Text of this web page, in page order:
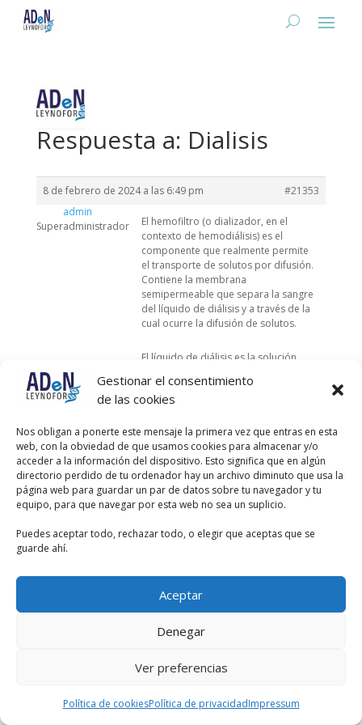
Gestionar el consentimiento
de las cookies
Nos obligan a ponerte este mensaje la primera vez que entras en esta
web, con la obviedad de que usamos cookies para almacenar y/o
acceder a la información del dispositivo. Esto significa que en algún
directorio perdido de tu ordenador hay un archivo diminuto que usa la
página web para guardar un par de datos sobre tu navegador y tu
equipo, para que navegar por esta web no sea un suplicio.
Puedes aceptar todo, rechazar todo, o elegir que aceptas que se
guarde ahí.
Aceptar
Denegar
Ver preferencias
Política de cookiesPolítica de privacidadImpressum
Respuesta a: Dialisis
8 de febrero de 2024 a las 6:49 pm
#21353
admin
Superadministrador
El hemofiltro (o dializador, en el
contexto de hemodiálisis) es el
componente que realmente permite
el transporte de solutos por difusión.
Contiene la membrana
semipermeable que separa la sangre
del líquido de diálisis y a través de la
cual ocurre la difusión de solutos.
El líquido de diálisis es la solución
recibir los solutos y toxinas que se
eliminan de la sangre. Aunque juega
del gradiente de concentración
necesario para la difusión, en sí
mismo no es el “mecanismo” que
permite el transporte, sino el medio a
través del cual se realiza el
transporte.